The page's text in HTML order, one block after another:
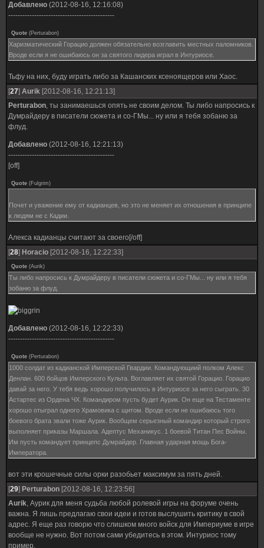
Добавлено (2012-08-16, 12:16:08)
---------------------------------------------
Quote (Perturabon)
Харизматический Горацио должен обязательно возглавить местных паломников.
Вроде если я не ошибаюсь он за святого лидера играл в Интуриосе.
Тьфу на них, буду играть либо за Кашанских ксеноящеров или Хаос.
[27] Aurik [2012-08-16, 12:21:13]
Perturabon, ты занимаешься опять не своим делом. Ты либо напросись к
Думрайдеру в писатели сюжета и со-ГМы... ну или я тебя зобаню за
флуд.
Добавлено (2012-08-16, 12:21:13)
---------------------------------------------
[off]
Quote (Fulgrim)
Почет и уважение ему от кадианцев, но это не меняет их отношения в принципе
к людям не с Кадии.
Алекса кадианцы считают за своего[/off]
[28] Horacio [2012-08-16, 12:22:33]
Quote (Aurik)
Ты либо напросись к Думрайдеру в писатели сюжета и со-ГМы... ну или я тебя
зобаню за флуд.
Добавлено (2012-08-16, 12:22:33)
---------------------------------------------
Quote (Perturabon)
1000 солдат из кадианской Имперской Гвардии. Командующиий полком Алекс
Денлан. 600 бойцов Имперского Культа. Воглавляет их святой Горацио. Горацио
давай за него. У тебя ведь хорошо получилось в Интуриосе за него сыграть. 30
Астартес из Ордена ЧХ. Командиром пусть будет Аурик. Он еще на Тестаменте
хорошо отыграл одного Храмовика с щитом. Вроде если не ошибаюсь того
боевого брата звали тоже Аурик. Вообщем серьезный командир который строго
выполняет приказы Маршала. Адептус Механикус. 1 боевой Титан Пес Войны.
Им пусть командует принцепс Думрайдер. Главная ударная мощь Бога-
Императора.
вот эти крошечные силы орки разобьет максимум за пять дней.
[29] Perturabon [2012-08-16, 12:23:56]
Aurik, Аурик для меня судьба любой ролевой игры на форуме очень
важна. Я лишь предлагаю свои идеи и готов выслушить критику в свой
адрес. Я еще раз говорю что слишком много войск для Империуме в игре
вообще не нужно. Вот потом сами убедитесь в этом. Интуриос тому
пример.